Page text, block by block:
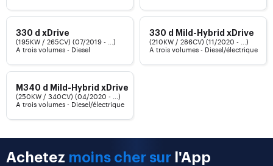
330 d xDrive
(195KW / 265CV) (07/2019 - ...)
A trois volumes - Diesel
330 d Mild-Hybrid xDrive
(210KW / 286CV) (11/2020 - ...)
A trois volumes - Diesel/électrique
M340 d Mild-Hybrid xDrive
(250KW / 340CV) (04/2020 - ...)
A trois volumes - Diesel/électrique
Achetez moins cher sur l'App